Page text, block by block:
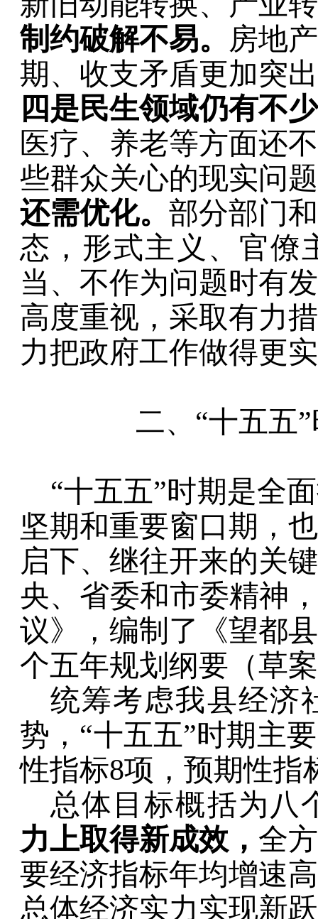
制约破解不易。 房地
期、收支矛盾更加突出
四是民生领域仍有不
医疗、养老等方面还
些群众关心的现实问
还需优化。 部分部门
态，形式主义、官僚
当、不作为问题时有
高度重视，采取有力
力把政府工作做得更
二、 “十五五”
“十五五”时期是全
坚期和重要窗口期，
启下、继往开来的关
央、省委和市委精神
议》，编制了
《望都
个五年规划纲要（草
统筹考虑我县经济
势， “十五五”时期主
性指标8项，预期性指
总体目标概括为八
力上取得新成效 ， 全
要经济指标年均增速
总体经济实力实现新